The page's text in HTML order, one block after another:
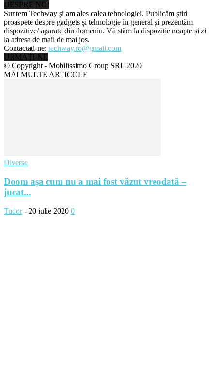
DESPRE NOI
Suntem Techway și am ales calea tehnologiei. Publicăm știri
proaspete despre gadgets și tehnologie în general și prezentăm
dispozitive/ aparate din domeniu. Vă stăm la dispoziție noapte și zi
la adresa de mail de mai jos.
Contactați-ne: techway.ro@gmail.com
URMAȚI-NE
© Copyright - Mobilissimo Group SRL 2020
MAI MULTE ARTICOLE
Diverse
Doom așa cum nu a mai fost văzut vreodată –
jucat...
Tudor - 20 iulie 2020 0